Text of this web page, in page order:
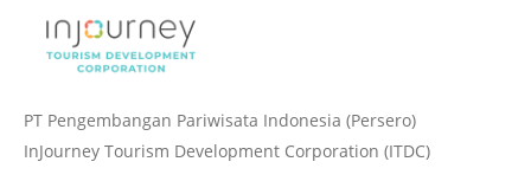
PT Pengembangan Pariwisata Indonesia (Persero)
InJourney Tourism Development Corporation (ITDC)